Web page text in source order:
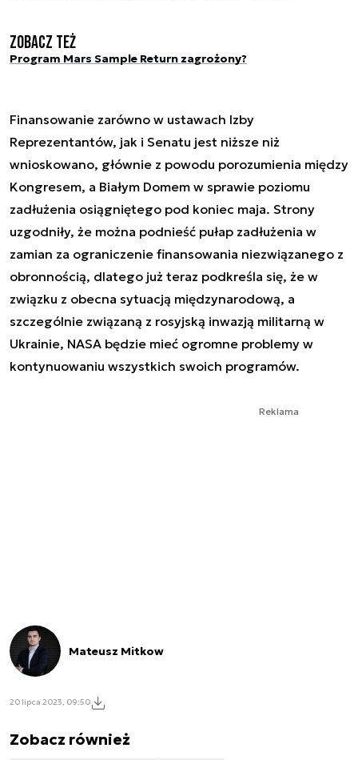
Zobacz też
Program Mars Sample Return zagrożony?
Finansowanie zarówno w ustawach Izby
Reprezentantów, jak i Senatu jest niższe niż
wnioskowano, głównie z powodu porozumienia między
Kongresem, a Białym Domem w sprawie poziomu
zadłużenia osiągniętego pod koniec maja. Strony
uzgodniły, że można podnieść pułap zadłużenia w
zamian za ograniczenie finansowania niezwiązanego z
obronnością, dlatego już teraz podkreśla się, że w
związku z obecna sytuacją międzynarodową, a
szczególnie związaną z rosyjską inwazją militarną w
Ukrainie, NASA będzie mieć ogromne problemy w
kontynuowaniu wszystkich swoich programów.
Reklama
Mateusz Mitkow
20 lipca 2023, 09:50
Zobacz również